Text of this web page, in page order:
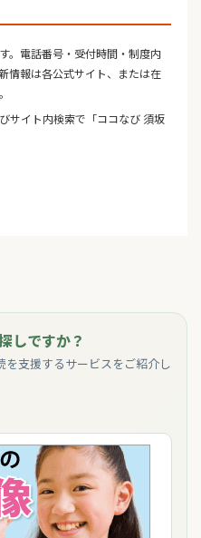
。電話番号・受付時間・制度内
情報は各公式サイト、または在
サイト内検索で「ココなび 須坂
しですか？
支援するサービスをご紹介し